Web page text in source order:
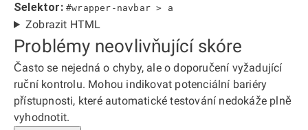
Selektor: #wrapper-navbar > a
Zobrazit HTML
Problémy neovlivňující skóre
Často se nejedná o chyby, ale o doporučení vyžadující
ruční kontrolu. Mohou indikovat potenciální bariéry
přístupnosti, které automatické testování nedokáže plně
vyhodnotit.